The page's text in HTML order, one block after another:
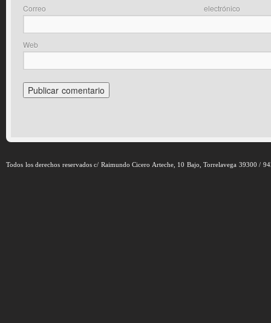
Correo
Web
Todos los derechos reservados c/ Raimundo Cicero Arteche, 10 Bajo, Torrelavega 39300 /